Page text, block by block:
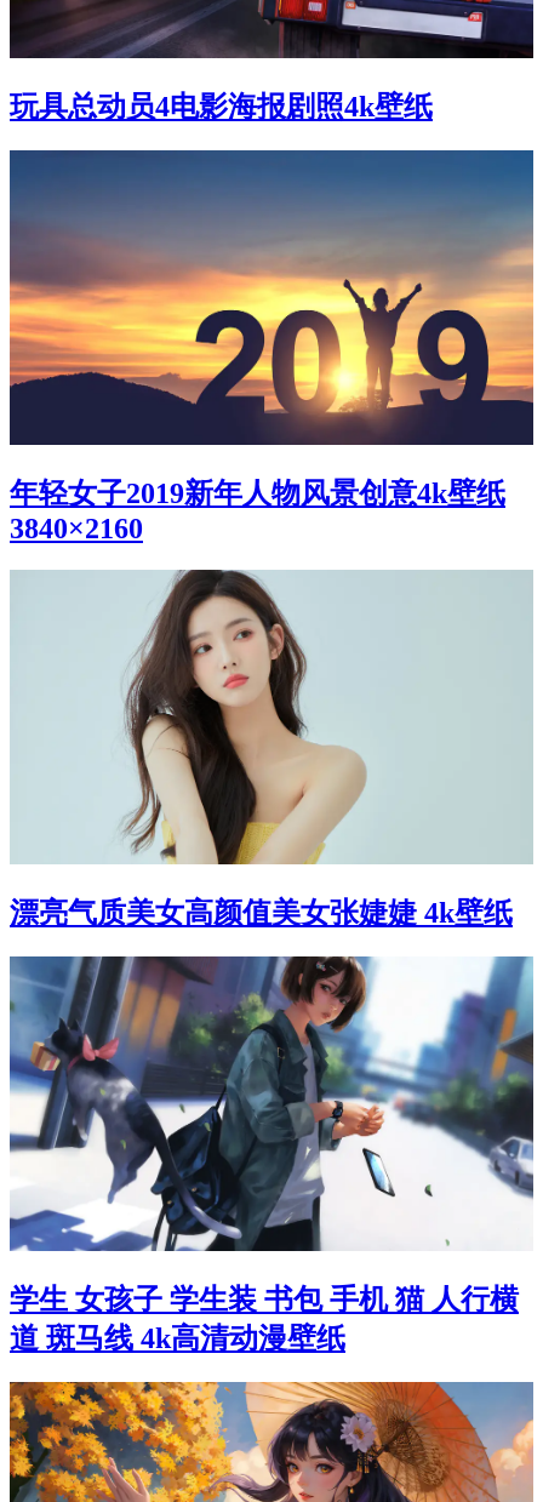
玩具总动员4电影海报剧照4k壁纸
年轻女子2019新年人物风景创意4k壁纸
3840×2160
漂亮气质美女高颜值美女张婕婕 4k壁纸
学生 女孩子 学生装 书包 手机 猫 人行横
道 斑马线 4k高清动漫壁纸